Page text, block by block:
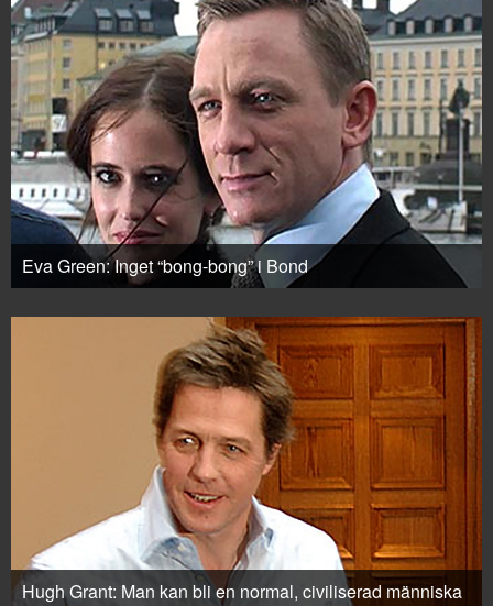
Eva Green: Inget “bong-bong” i Bond
Hugh Grant: Man kan bli en normal, civiliserad människa